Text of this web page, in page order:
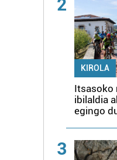
2
KIROLA
Itsasoko
ibilaldia
egingo
3